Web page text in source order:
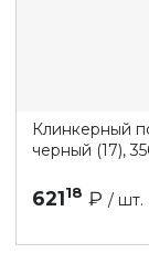
Клинкерный
черный (17),
62118 ₽ / шт.